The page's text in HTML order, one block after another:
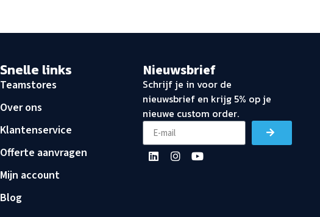
Snelle links
Teamstores
Over ons
Klantenservice
Offerte aanvragen
Mijn account
Blog
Nieuwsbrief
Schrijf je in voor de
nieuwsbrief en krijg 5% op je
nieuwe custom order.